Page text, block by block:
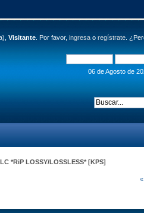
Visitante. Por favor, ingresao regístrate.
06 de Agosto de
*RiP LOSSY/LOSSLESS* [KPS]